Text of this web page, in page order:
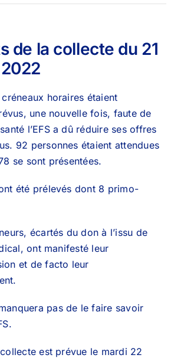
de la collecte du 21
horaires étaient
une nouvelle fois, faute de
l’EFS a dû réduire ses offres
92 personnes étaient attendues
se sont présentées.
été prélevés dont 8 primo-
écartés du don à l’issu de
ont manifesté leur
et de facto leur
manquera pas de le faire savoir
est prévue le mardi 22